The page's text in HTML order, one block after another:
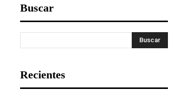
Buscar
Buscar
Recientes